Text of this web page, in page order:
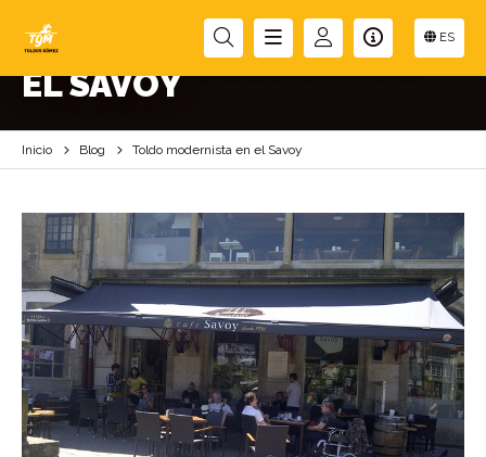
ES
TOLDO MODERNISTA EN
EL SAVOY
Inicio Blog Toldo modernista en el Savoy